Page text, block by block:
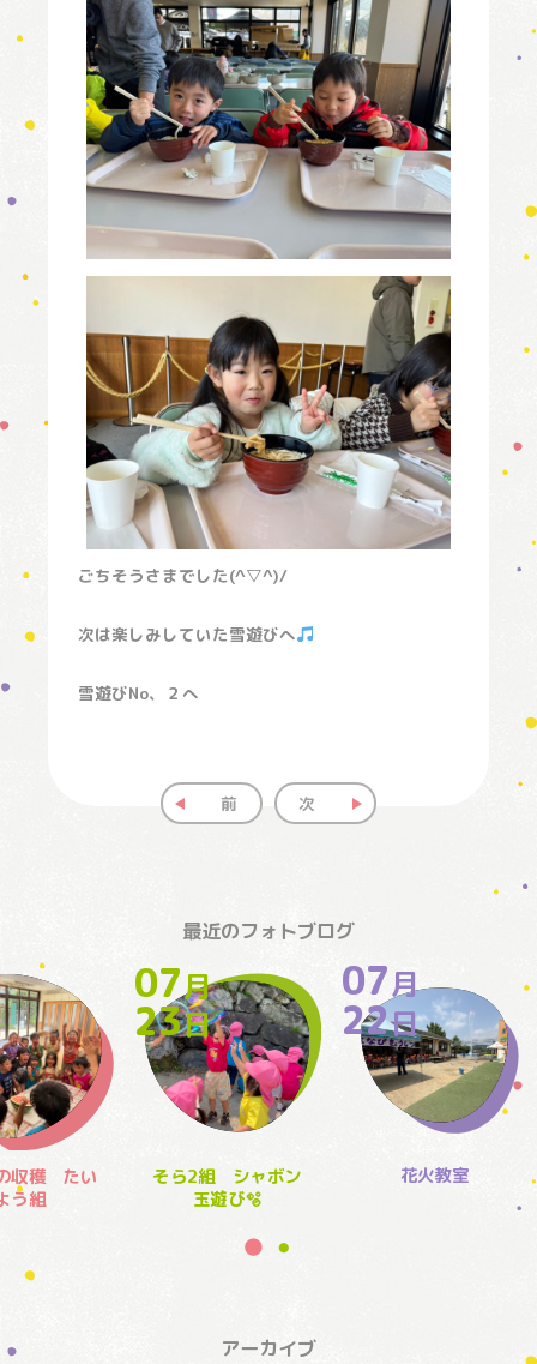
ごちそうさまでした(^▽^)/
次は楽しみしていた雪遊びへ
雪遊びNo、２へ
前 次
最近のフォトブログ
収穫 たい
う組
07月
23日
そら2組 シャボン
玉遊び🫧
07月
22日
花火教室
アーカイブ